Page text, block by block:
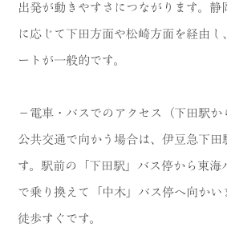
出発が動きやすさにつながります。静
に応じて下田方面や松崎方面を経由し
ートが一般的です。
－電車・バスでのアクセス（下田駅か
公共交通で向かう場合は、伊豆急下田
す。駅前の「下田駅」バス停から東海
で乗り換えて「中木」バス停へ向かい
徒歩すぐです。